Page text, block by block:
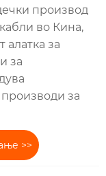
производ
во Кина,
алатка за
за
за
>>